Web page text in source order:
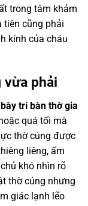
trong tâm khảm
tiên cũng phải
kính của cháu
vừa phải
bày trí bàn thờ gia
quá tối mà
thờ cúng được
liêng, ấm
khó nhìn rõ
thờ cúng nhưng
giác lạnh lẽo